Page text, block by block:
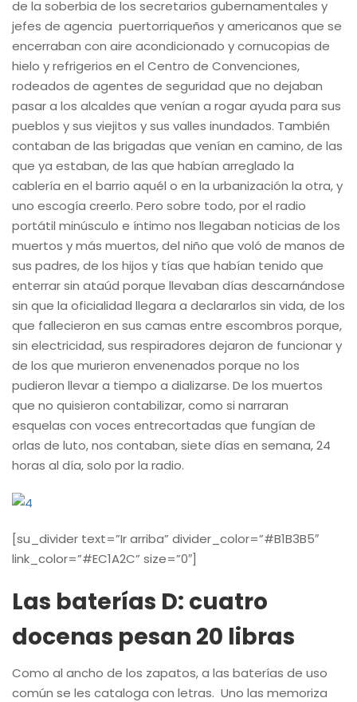
de la soberbia de los secretarios gubernamentales y
jefes de agencia puertorriqueños y americanos que se
encerraban con aire acondicionado y cornucopias de
hielo y refrigerios en el Centro de Convenciones,
rodeados de agentes de seguridad que no dejaban
pasar a los alcaldes que venían a rogar ayuda para sus
pueblos y sus viejitos y sus valles inundados. También
contaban de las brigadas que venían en camino, de las
que ya estaban, de las que habían arreglado la
cablería en el barrio aquél o en la urbanización la otra, y
uno escogía creerlo. Pero sobre todo, por el radio
portátil minúsculo e íntimo nos llegaban noticias de los
muertos y más muertos, del niño que voló de manos de
sus padres, de los hijos y tías que habían tenido que
enterrar sin ataúd porque llevaban días descarnándose
sin que la oficialidad llegara a declararlos sin vida, de los
que fallecieron en sus camas entre escombros porque,
sin electricidad, sus respiradores dejaron de funcionar y
de los que murieron envenenados porque no los
pudieron llevar a tiempo a dializarse. De los muertos
que no quisieron contabilizar, como si narraran
esquelas con voces entrecortadas que fungían de
orlas de luto, nos contaban, siete días en semana, 24
horas al día, solo por la radio.
[su_divider text=”Ir arriba” divider_color=”#B1B3B5″
link_color=”#EC1A2C” size=”0″]
Las baterías D: cuatro
docenas pesan 20 libras
Como al ancho de los zapatos, a las baterías de uso
común se les cataloga con letras. Uno las memoriza